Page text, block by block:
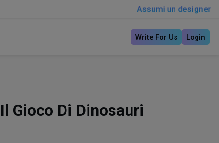
Assumi un designer
Write For Us Login
Gioco Di Dinosauri